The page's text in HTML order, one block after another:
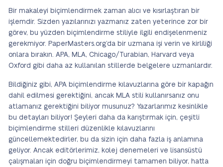
Bir makaleyi biçimlendirmek zaman alıcı ve kısırlaştıran bir
işlemdir. Sizden yazılarınızı yazmanız zaten yeterince zor bir
görev, bu yüzden biçimlendirme stiliyle ilgili endişelenmeniz
gerekmiyor. PaperMasters.org’da bir uzmana işi verin ve kirliliği
onlara bırakın. APA, MLA, Chicago/Turabian, Harvard veya
Oxford gibi daha az kullanılan stillerde belgelere uzmanlardır.
Bildiğiniz gibi, APA biçimlendirme kılavuzlarına göre bir kapağın
dahil edilmesi gerektiğini, ancak MLA stili kullanırsanız onu
atlamanız gerektiğini biliyor musunuz? Yazarlarımız kesinlikle
bu detayları biliyor! Şeyleri daha da karıştırmak için, çeşitli
biçimlendirme stilleri düzenlikle kılavuzlarını
güncellemektedirler, bu da sizin için daha fazla iş anlamına
geliyor. Ancak editörlerimiz, kolej denemeleri ve lisansüstü
çalışmaları için doğru biçimlendirmeyi tamamen biliyor, hatta